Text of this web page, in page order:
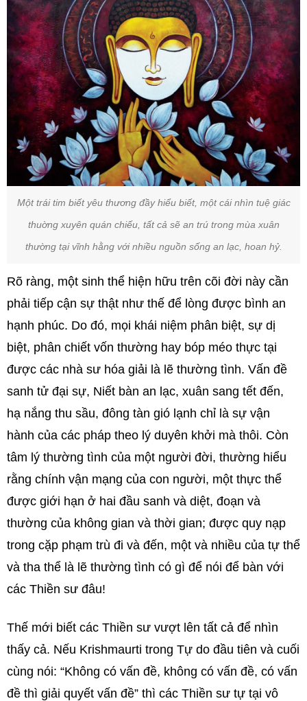
Một trái tim biết yêu thương đầy hiểu biết, một cái nhìn tuệ giác
thuờng xuyên quán chiếu, tất cả sẽ an trú trong mùa xuân
thường tại vĩnh hằng với nhiều nguồn sống an lạc, hoan hỷ.
Rõ ràng, một sinh thể hiện hữu trên cõi đời này cần
phải tiếp cận sự thật như thế để lòng được bình an
hạnh phúc. Do đó, mọi khái niệm phân biệt, sự dị
biệt, phân chiết vốn thường hay bóp méo thực tại
được các nhà sư hóa giải là lẽ thường tình. Vấn đề
sanh tử đại sự, Niết bàn an lạc, xuân sang tết đến,
hạ nắng thu sầu, đông tàn gió lạnh chỉ là sự vận
hành của các pháp theo lý duyên khởi mà thôi. Còn
tâm lý thường tình của một người đời, thường hiểu
rằng chính vận mạng của con người, một thực thể
được giới hạn ở hai đầu sanh và diệt, đoạn và
thường của không gian và thời gian; được quy nạp
trong cặp phạm trù đi và đến, một và nhiều của tự thể
và tha thể là lẽ thường tình có gì để nói để bàn với
các Thiền sư đâu!
Thế mới biết các Thiền sư vượt lên tất cả để nhìn
thấy cả. Nếu Krishmaurti trong Tự do đầu tiên và cuối
cùng nói: “Không có vấn đề, không có vấn đề, có vấn
đề thì giải quyết vấn đề” thì các Thiền sư tự tại vô